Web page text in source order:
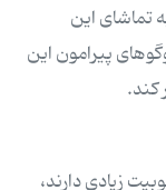
تماشای این
پیرامون این
کند.
زیادی دارند،